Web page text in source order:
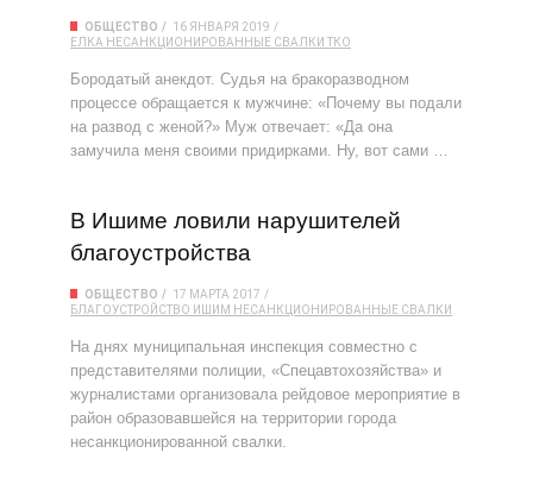
ОБЩЕСТВО
16 ЯНВАРЯ 2019
ЕЛКА НЕСАНКЦИОНИРОВАННЫЕ СВАЛКИ ТКО
Бородатый анекдот. Судья на бракоразводном
процессе обращается к мужчине: «Почему вы подали
на развод с женой?» Муж отвечает: «Да она
замучила меня своими придирками. Ну, вот сами …
В Ишиме ловили нарушителей
благоустройства
ОБЩЕСТВО
17 МАРТА 2017
БЛАГОУСТРОЙСТВО ИШИМ НЕСАНКЦИОНИРОВАННЫЕ СВАЛКИ
На днях муниципальная инспекция совместно с
представителями полиции, «Спецавтохозяйства» и
журналистами организовала рейдовое мероприятие в
район образовавшейся на территории города
несанкционированной свалки.